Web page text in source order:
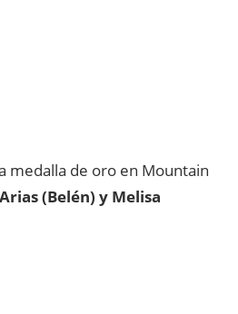
medalla de oro en Mountain
(Belén) y Melisa